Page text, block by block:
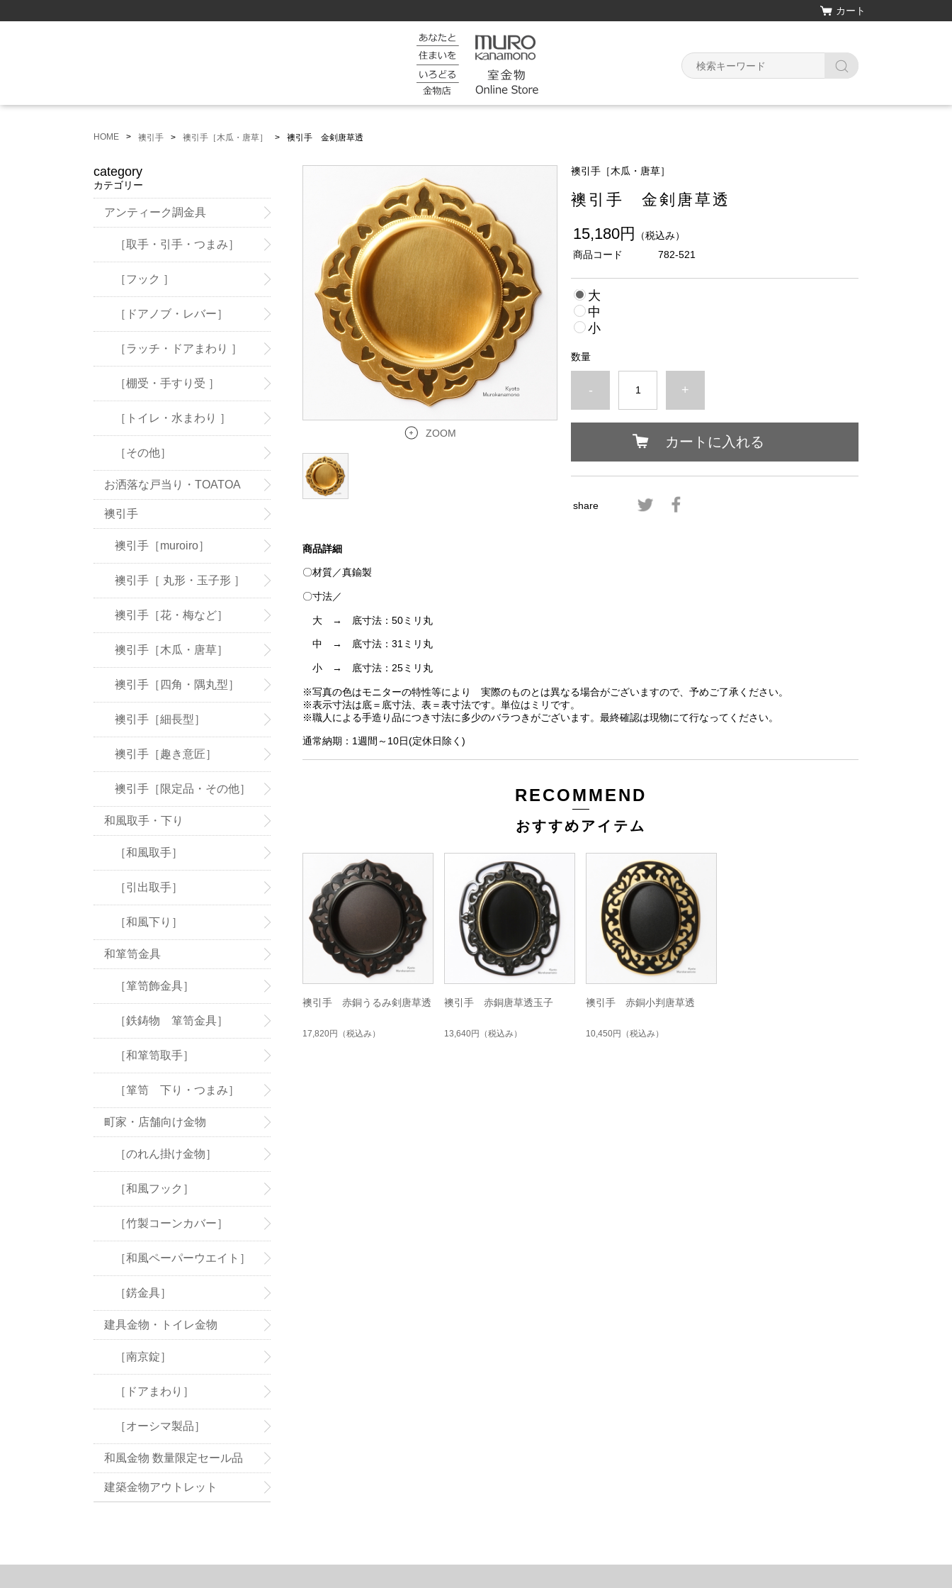
カート
HOME 襖引手 襖引手［木瓜・唐草］ 襖引手 金剣唐草透
ZOOM
襖引手［木瓜・唐草］
襖引手 金剣唐草透
15,180円
（税込み）
商品コード
782-521
大
中
小
数量
- +
カートに入れる
share
商品詳細
〇材質／真鍮製
〇寸法／
大 → 底寸法：50ミリ丸
中 → 底寸法：31ミリ丸
小 → 底寸法：25ミリ丸
※写真の色はモニターの特性等により 実際のものとは異なる場合がございますので、予めご了承ください。
※表示寸法は底＝底寸法、表＝表寸法です。単位はミリです。
※職人による手造り品につき寸法に多少のバラつきがございます。最終確認は現物にて行なってください。
通常納期：1週間～10日(定休日除く)
RECOMMEND
おすすめアイテム
襖引手 赤銅うるみ剣唐草透
17,820円 （税込み）
襖引手 赤銅唐草透玉子
13,640円 （税込み）
襖引手 赤銅小判唐草透
10,450円 （税込み）
category
カテゴリー
アンティーク調金具
［取手・引手・つまみ］
［フック ］
［ドアノブ・レバー］
［ラッチ・ドアまわり ］
［棚受・手すり受 ］
［トイレ・水まわり ］
［その他］
お洒落な戸当り・TOATOA
襖引手
襖引手［muroiro］
襖引手［ 丸形・玉子形 ］
襖引手［花・梅など］
襖引手［木瓜・唐草］
襖引手［四角・隅丸型］
襖引手［細長型］
襖引手［趣き意匠］
襖引手［限定品・その他］
和風取手・下り
［和風取手］
［引出取手］
［和風下り］
和箪笥金具
［箪笥飾金具］
［鉄鋳物 箪笥金具］
［和箪笥取手］
［箪笥 下り・つまみ］
町家・店舗向け金物
［のれん掛け金物］
［和風フック］
［竹製コーンカバー］
［和風ペーパーウエイト］
［錺金具］
建具金物・トイレ金物
［南京錠］
［ドアまわり］
［オーシマ製品］
和風金物 数量限定セール品
建築金物アウトレット